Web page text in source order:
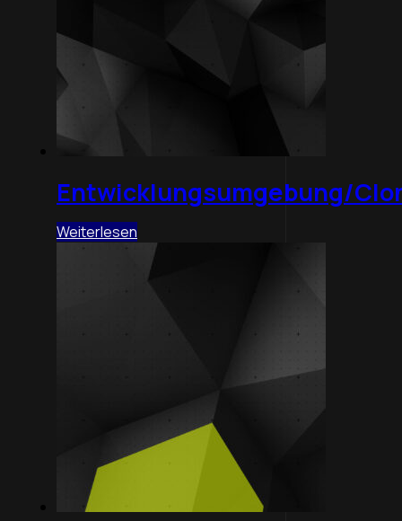
Entwicklungsumgebung/
Weiterlesen